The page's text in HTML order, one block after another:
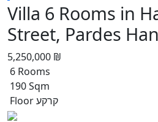
Villa 6 Rooms in
Street, Pardes
5,250,000 ₪
6 Rooms
190 Sqm
Floor קרקע